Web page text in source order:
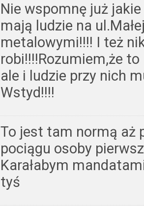
Nie wspomnę już
mają ludzie na
metalowymi!!!! I też
robi!!!!Rozumiem,że
ale i ludzie przy nich
Wstyd!!!!
To jest tam normą aż
pociągu osoby
Karałabym
tyś